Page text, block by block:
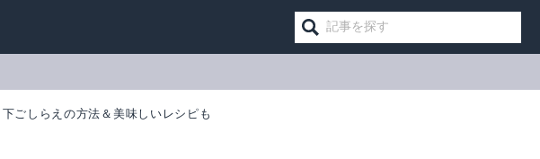
ごしらえの方法＆美味しいレシピも